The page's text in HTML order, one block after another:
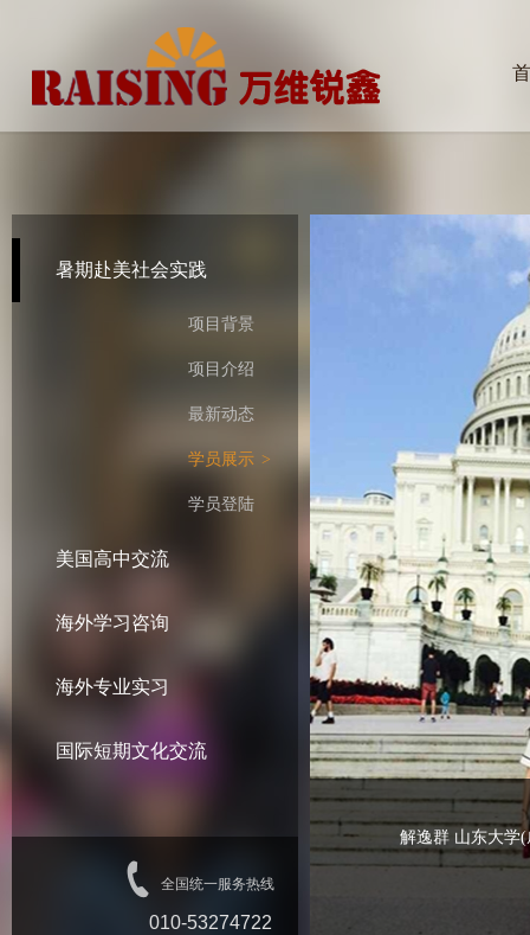
暑期赴美社会实践
项目背景
项目介绍
最新动态
学员展示 >
学员登陆
美国高中交流
海外学习咨询
海外专业实习
国际短期文化交流
全国统一服务热线
010-53274722
解逸群 山东大学(